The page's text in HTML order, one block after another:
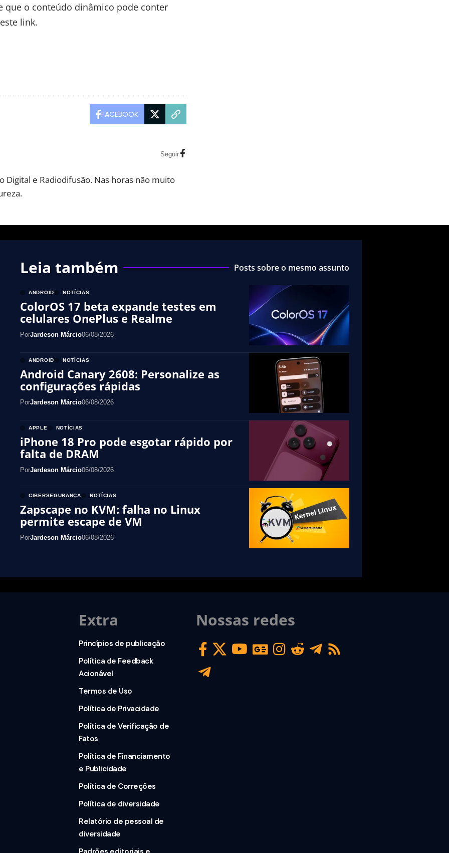
que o conteúdo dinâmico pode conter
link.
FACEBOOK
Seguir
Digital e Radiodifusão. Nas horas não muito
Leia também Posts sobre o mesmo assunto
ANDROID NOTÍCIAS
ColorOS 17 beta expande testes em
celulares OnePlus e Realme
PorJardeson Márcio06/08/2026
ANDROID NOTÍCIAS
Android Canary 2608: Personalize as
configurações rápidas
PorJardeson Márcio06/08/2026
APPLE NOTÍCIAS
iPhone 18 Pro pode esgotar rápido por
falta de DRAM
PorJardeson Márcio06/08/2026
CIBERSEGURANÇA NOTÍCIAS
Zapscape no KVM: falha no Linux
permite escape de VM
PorJardeson Márcio06/08/2026
Extra
Princípios de publicação
Política de Feedback
Acionável
Termos de Uso
Política de Privacidade
Política de Verificação de
Fatos
Política de Financiamento
e Publicidade
Política de Correções
Política de diversidade
Relatório de pessoal de
diversidade
Nossas redes